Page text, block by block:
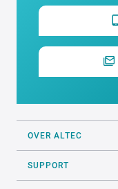
OVER ALTEC
SUPPORT